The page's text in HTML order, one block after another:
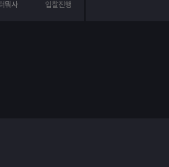
뭐사 입찰진행